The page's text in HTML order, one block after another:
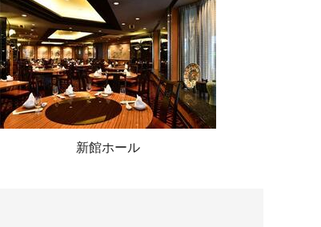
新館ホール